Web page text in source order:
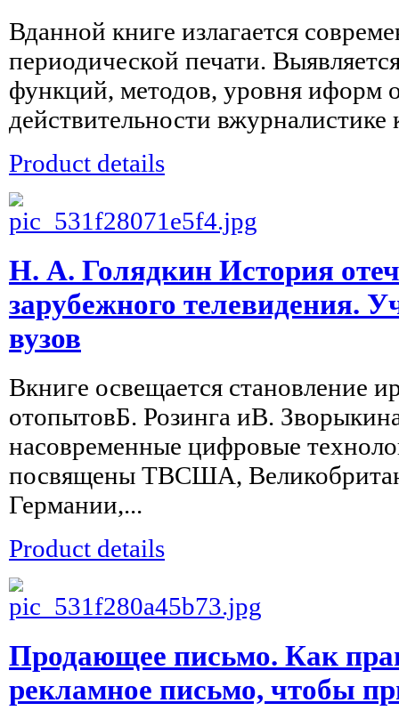
Вданной книге излагается
периодической печати.
функций, методов, уровня иформ
действительности вжурналистике
Product details
Н. А. Голядкин История
зарубежного телевидения.
вузов
Вкниге освещается становление
отопытовБ. Розинга иВ.
насовременные цифровые
посвящены ТВСША,
Германии,...
Product details
Продающее письмо. Как
рекламное письмо, чтобы